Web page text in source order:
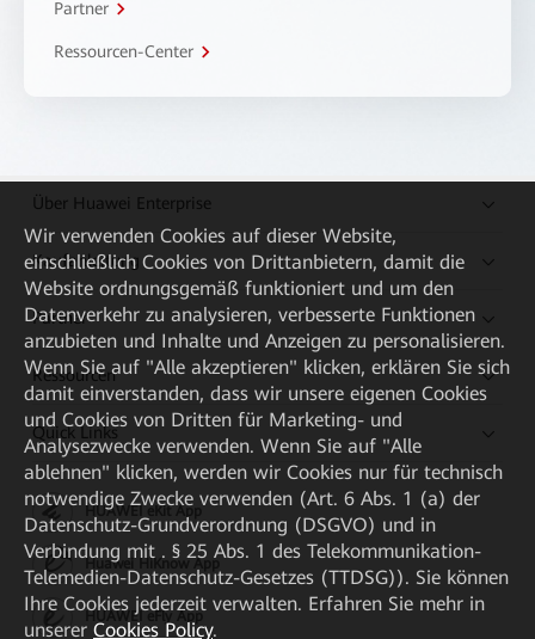
Partner
Ressourcen-Center
Über Huawei Enterprise
Kaufanleitung
Partner
Ressourcen
Quick Links
HUAWEI eKit App
Huawei HiKnow App
HUAWEI eFly App
Wir verwenden Cookies auf dieser Website,
einschließlich Cookies von Drittanbietern, damit die
Website ordnungsgemäß funktioniert und um den
Datenverkehr zu analysieren, verbesserte Funktionen
anzubieten und Inhalte und Anzeigen zu personalisieren.
Wenn Sie auf "Alle akzeptieren" klicken, erklären Sie sich
damit einverstanden, dass wir unsere eigenen Cookies
und Cookies von Dritten für Marketing- und
Analysezwecke verwenden. Wenn Sie auf "Alle
ablehnen" klicken, werden wir Cookies nur für technisch
notwendige Zwecke verwenden (Art. 6 Abs. 1 (a) der
Datenschutz-Grundverordnung (DSGVO) und in
Verbindung mit . § 25 Abs. 1 des Telekommunikation-
Telemedien-Datenschutz-Gesetzes (TTDSG)). Sie können
Ihre Cookies jederzeit verwalten. Erfahren Sie mehr in
unserer Cookies Policy.